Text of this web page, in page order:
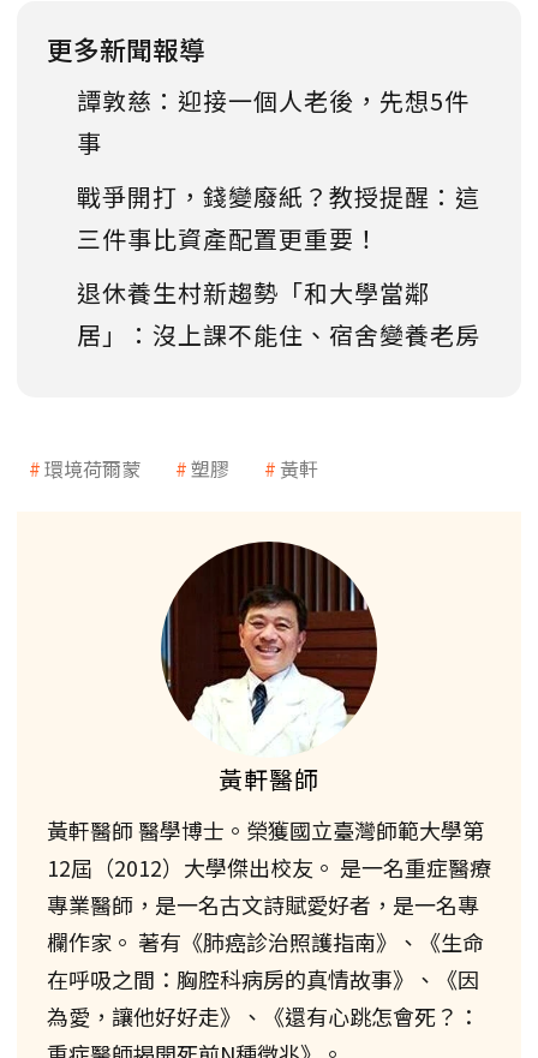
更多新聞報導
譚敦慈：迎接一個人老後，先想5件
事
戰爭開打，錢變廢紙？教授提醒：這
三件事比資產配置更重要！
退休養生村新趨勢「和大學當鄰
居」：沒上課不能住、宿舍變養老房
環境荷爾蒙 塑膠 黃軒
黃軒醫師
黃軒醫師 醫學博士。榮獲國立臺灣師範大學第
12屆（2012）大學傑出校友。 是一名重症醫療
專業醫師，是一名古文詩賦愛好者，是一名專
欄作家。 著有《肺癌診治照護指南》、《生命
在呼吸之間：胸腔科病房的真情故事》、《因
為愛，讓他好好走》、《還有心跳怎會死？：